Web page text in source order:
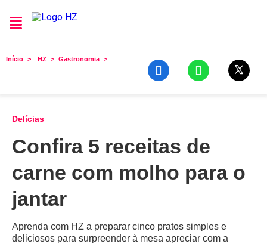
Início HZ Gastronomia
Delícias
Confira 5 receitas de
carne com molho para o
jantar
Aprenda com HZ a preparar cinco pratos simples e
deliciosos para surpreender à mesa apreciar com a